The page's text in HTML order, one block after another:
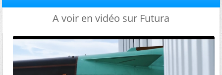
A voir en vidéo sur Futura